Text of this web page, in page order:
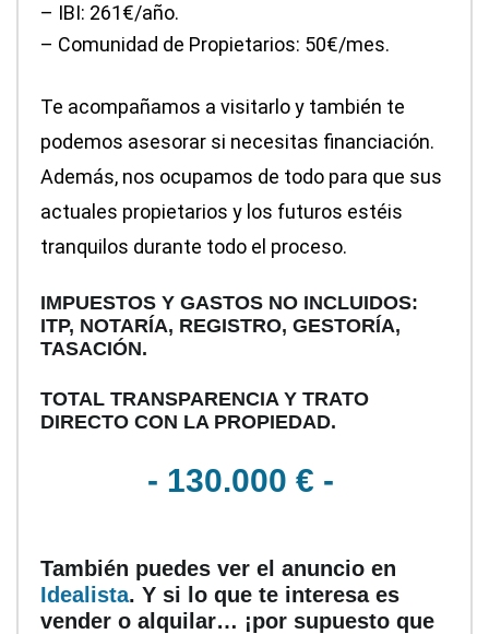
– IBI: 261€/año.
– Comunidad de Propietarios: 50€/mes.
Te acompañamos a visitarlo y también te
podemos asesorar si necesitas financiación.
Además, nos ocupamos de todo para que sus
actuales propietarios y los futuros estéis
tranquilos durante todo el proceso.
IMPUESTOS Y GASTOS NO INCLUIDOS:
ITP, NOTARÍA, REGISTRO, GESTORÍA,
TASACIÓN.
TOTAL TRANSPARENCIA Y TRATO
DIRECTO CON LA PROPIEDAD.
- 130.000 € -
También puedes ver el anuncio en
Idealista. Y si lo que te interesa es
vender o alquilar… ¡por supuesto que